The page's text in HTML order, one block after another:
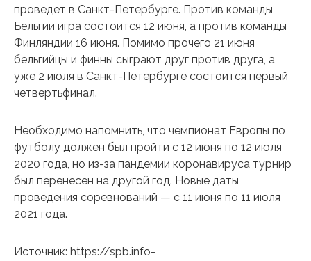
проведет в Санкт-Петербурге. Против команды
Бельгии игра состоится 12 июня, а против команды
Финляндии 16 июня. Помимо прочего 21 июня
бельгийцы и финны сыграют друг против друга, а
уже 2 июля в Санкт-Петербурге состоится первый
четвертьфинал.
Необходимо напомнить, что чемпионат Европы по
футболу должен был пройти с 12 июня по 12 июля
2020 года, но из-за пандемии коронавируса турнир
был перенесен на другой год. Новые даты
проведения соревнований — с 11 июня по 11 июля
2021 года.
Источник: https://spb.info-